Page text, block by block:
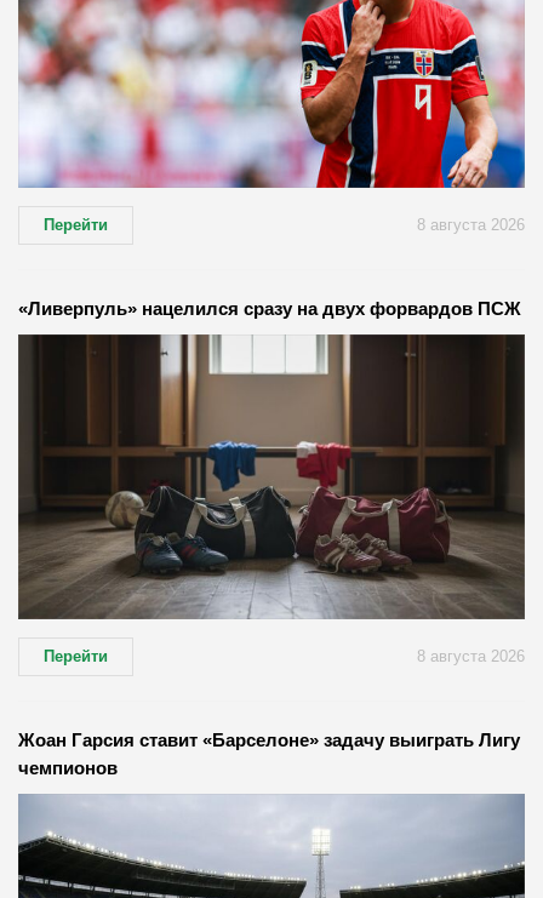
Перейти 8 августа 2026
«Ливерпуль» нацелился сразу на двух форвардов ПСЖ
Перейти 8 августа 2026
Жоан Гарсия ставит «Барселоне» задачу выиграть Лигу
чемпионов